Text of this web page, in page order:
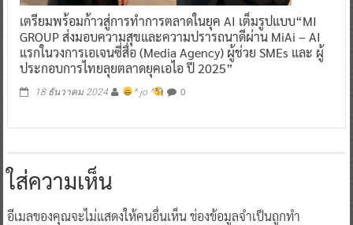
เตรียมพร้อมก้าวสู่การทำการตลาดในยุค AI เต็มรูปแบบ“MI
GROUP ส่งมอบความสุขและความปรารถนาดีผ่าน MiAi – AI
แรกในวงการเอเจนซี่สื่อ (Media Agency) ผู้ช่วย SMEs และ ผู้
ประกอบการไทยลุยตลาดยุคเอไอ ปี 2025”
18 ธันวาคม 2024 ^ jo ^ 0
ใส่ความเห็น
อีเมลของคุณจะไม่แสดงให้คนอื่นเห็นช่องข้อมูลจำเป็นถูกทำ